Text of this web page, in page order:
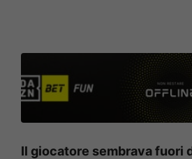
Il giocatore sembrava fuori